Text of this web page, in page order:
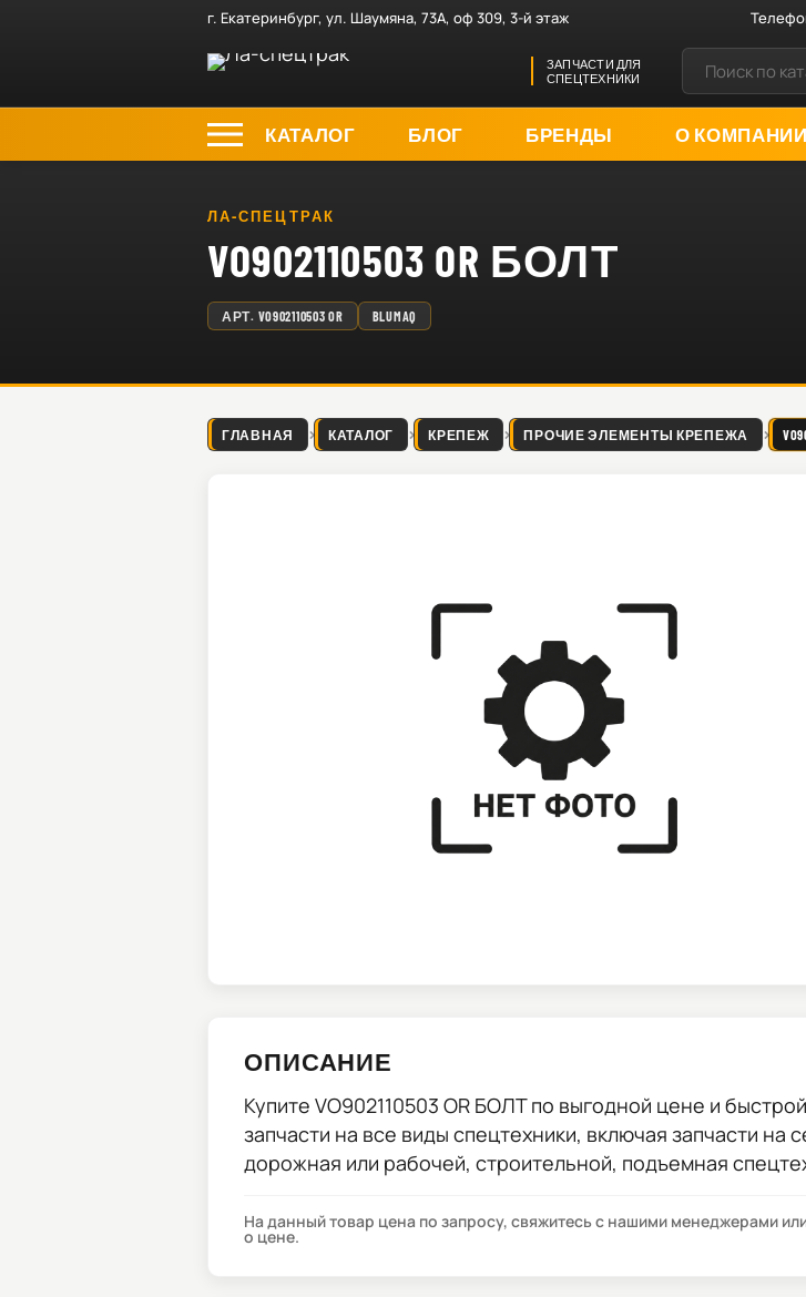
г. Екатеринбург, ул. Шаумяна, 73А, оф 309, 3-й этаж
ЗАПЧАСТИ ДЛЯ
СПЕЦТЕХНИКИ
КАТАЛОГ БЛОГ БРЕНДЫ О КОМПАНИИ
ЛА-СПЕЦТРАК
VO902110503 OR БОЛТ
АРТ. VO902110503 OR BLUMAQ
ГЛАВНАЯ КАТАЛОГ КРЕПЕЖ ПРОЧИЕ ЭЛЕМЕНТЫ КРЕПЕЖА
ОПИСАНИЕ
Купите VO902110503 OR БОЛТпо выгодной цене и
запчасти на все виды спецтехники, включая запчасти на
дорожная или рабочей, строительной, подъемная
На данный товар цена по запросу, свяжитесь с нашими менеджерами
о цене.